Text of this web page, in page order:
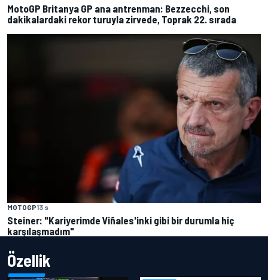
MotoGP Britanya GP ana antrenman: Bezzecchi, son
dakikalardaki rekor turuyla zirvede, Toprak 22. sırada
MOTOGP13 s
Steiner: "Kariyerimde Viñales'inki gibi bir durumla hiç
karşılaşmadım"
Özellik